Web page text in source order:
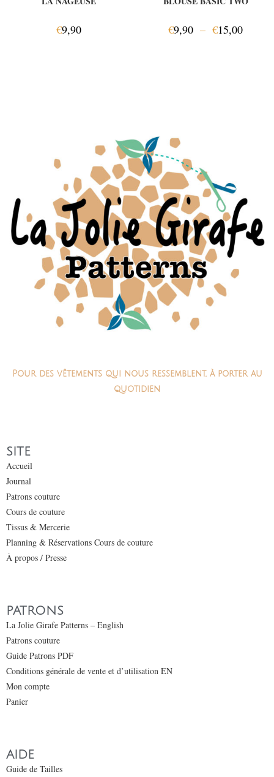
€9,90 €9,90 – €15,00
Pour des vêtements qui nous ressemblent, à porter au
quotidien
SITE
Accueil
Journal
Patrons couture
Cours de couture
Tissus & Mercerie
Planning & Réservations Cours de couture
À propos / Presse
PATRONS
La Jolie Girafe Patterns – English
Patrons couture
Guide Patrons PDF
Conditions générale de vente et d’utilisation EN
Mon compte
Panier
AIDE
Guide de Tailles